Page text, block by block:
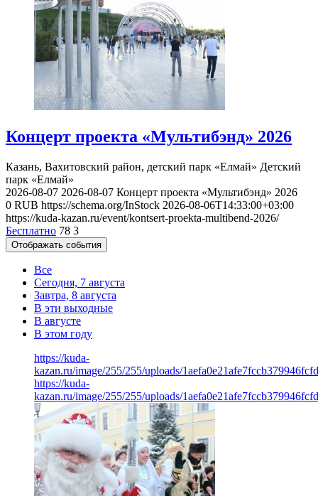
Концерт проекта «Мультибэнд» 2026
Казань, Вахитовский район, детский парк «Елмай» Детский
парк «Елмай»
2026-08-07 2026-08-07 Концерт проекта «Мультибэнд» 2026
0 RUB https://schema.org/InStock 2026-08-06T14:33:00+03:00
https://kuda-kazan.ru/event/kontsert-proekta-multibend-2026/
Бесплатно 78 3
Отображать события
Все
Сегодня, 7 августа
Завтра, 8 августа
В эти выходные
В августе
В этом году
https://kuda-
kazan.ru/image/255/255/uploads/
https://kuda-
kazan.ru/image/255/255/uploads/